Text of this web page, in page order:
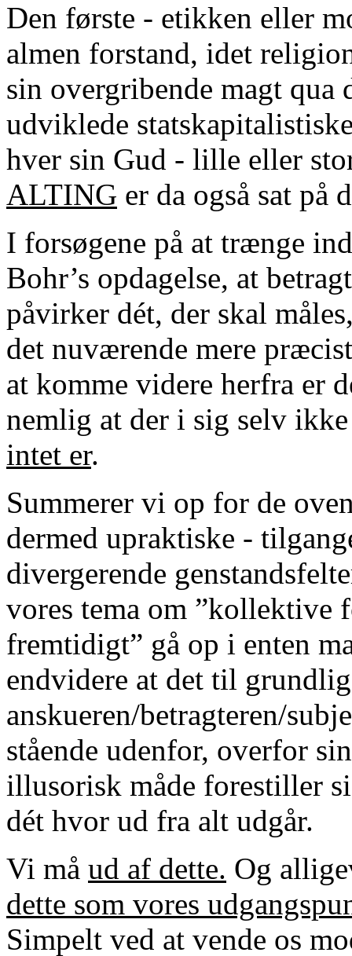
Den første - etikken eller
almen forstand, idet
sin overgribende magt qua
udviklede
hver sin Gud - lille eller
ALTING er da også sat på
I forsøgene på at trænge
Bohr’s opdagelse, at
påvirker dét, der skal
det nuværende mere
at komme videre herfra er
nemlig at der i sig selv
intet er.
Summerer vi op for de
dermed upraktiske -
divergerende
vores tema om
fremtidigt” gå op i enten
endvidere at det til
anskueren/betragteren/
stående udenfor, overfor
illusorisk måde forestiller
dét hvor ud fra alt udgår.
Vi må ud af dette. Og
dette som vores
Simpelt ved at vende os